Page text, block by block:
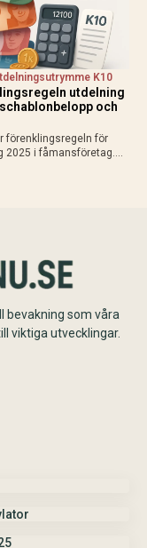
utdelning
och
K10
förenklingsregeln för
2025 i fåmansföretag.
bevakning som våra
viktiga utvecklingar.